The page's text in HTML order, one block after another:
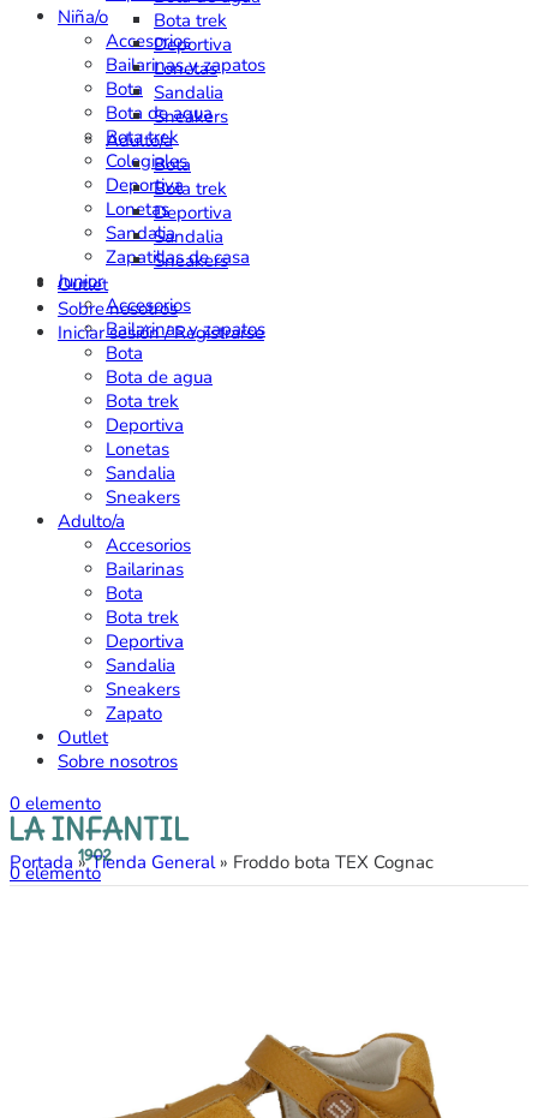
Niña/o
Accesorios
Bailarinas y zapatos
Bota
Bota de agua
Bota trek
Colegiales
Deportiva
Lonetas
Sandalia
Zapatillas de casa
Junior
Accesorios
Bailarinas y zapatos
Bota
Bota de agua
Bota trek
Deportiva
Lonetas
Sandalia
Sneakers
Adulto/a
Accesorios
Bailarinas
Bota
Bota trek
Deportiva
Sandalia
Sneakers
Zapato
Outlet
Sobre nosotros
0 elemento
0elemento
Portada »Tienda General» Froddo bota TEX Cognac
Bota trek
Deportiva
Lonetas
Sandalia
Sneakers
Adulto/a
Bota
Bota trek
Deportiva
Sandalia
Sneakers
Outlet
Sobre nosotros
Iniciar sesión / Registrarse